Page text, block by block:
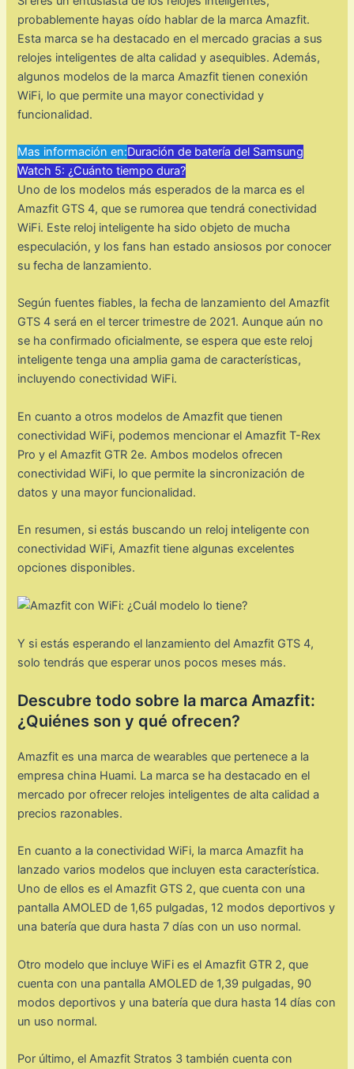
probablemente hayas oído hablar de la marca Amazfit.
Esta marca se ha destacado en el mercado gracias a sus
relojes inteligentes de alta calidad y asequibles. Además,
algunos modelos de la marca Amazfit tienen conexión
WiFi, lo que permite una mayor conectividad y
funcionalidad.
Mas información en:Duración de batería del Samsung
Watch 5: ¿Cuánto tiempo dura?
Uno de los modelos más esperados de la marca es el
Amazfit GTS 4, que se rumorea que tendrá conectividad
WiFi. Este reloj inteligente ha sido objeto de mucha
especulación, y los fans han estado ansiosos por conocer
su fecha de lanzamiento.
Según fuentes fiables, la fecha de lanzamiento del Amazfit
GTS 4 será en el tercer trimestre de 2021. Aunque aún no
se ha confirmado oficialmente, se espera que este reloj
inteligente tenga una amplia gama de características,
incluyendo conectividad WiFi.
En cuanto a otros modelos de Amazfit que tienen
conectividad WiFi, podemos mencionar el Amazfit T-Rex
Pro y el Amazfit GTR 2e. Ambos modelos ofrecen
conectividad WiFi, lo que permite la sincronización de
datos y una mayor funcionalidad.
En resumen, si estás buscando un reloj inteligente con
conectividad WiFi, Amazfit tiene algunas excelentes
opciones disponibles.
Y si estás esperando el lanzamiento del Amazfit GTS 4,
solo tendrás que esperar unos pocos meses más.
Descubre todo sobre la marca Amazfit:
¿Quiénes son y qué ofrecen?
Amazfit es una marca de wearables que pertenece a la
empresa china Huami. La marca se ha destacado en el
mercado por ofrecer relojes inteligentes de alta calidad a
precios razonables.
En cuanto a la conectividad WiFi, la marca Amazfit ha
lanzado varios modelos que incluyen esta característica.
Uno de ellos es el Amazfit GTS 2, que cuenta con una
pantalla AMOLED de 1,65 pulgadas, 12 modos deportivos y
una batería que dura hasta 7 días con un uso normal.
Otro modelo que incluye WiFi es el Amazfit GTR 2, que
cuenta con una pantalla AMOLED de 1,39 pulgadas, 90
modos deportivos y una batería que dura hasta 14 días con
un uso normal.
Por último, el Amazfit Stratos 3 también cuenta con